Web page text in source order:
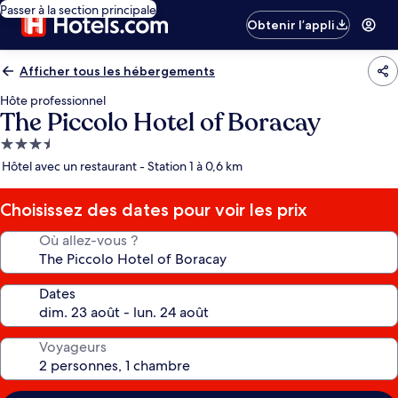
Passer à la section principale
Obtenir l’appli
Afficher tous les hébergements
Hôte professionnel
The Piccolo Hotel of Boracay
Hébergement
3.5 étoiles
Hôtel avec un restaurant - Station 1 à 0,6 km
Choisissez des dates pour voir les prix
Où allez-vous ?
Dates
Voyageurs